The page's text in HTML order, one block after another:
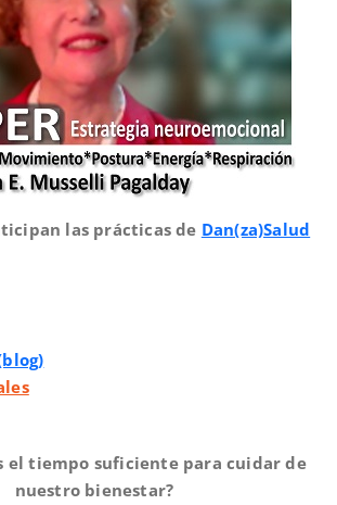
las prácticas de Dan(za)Salud
el tiempo suficiente para cuidar de
nuestro bienestar?